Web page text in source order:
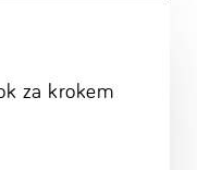
za krokem